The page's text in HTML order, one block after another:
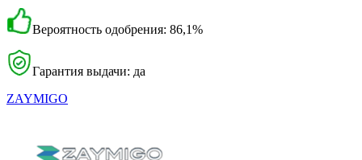
Вероятность одобрения: 86,1%
Гарантия выдачи: да
ZAYMIGO